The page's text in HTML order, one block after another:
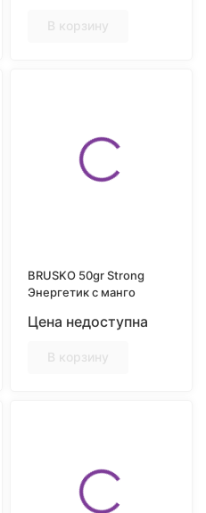
В корзину
BRUSKO 50gr Strong
Энергетик с манго
Цена недоступна
В корзину